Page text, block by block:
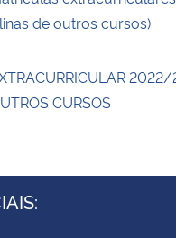
de outros cursos)
2022/
CURSOS